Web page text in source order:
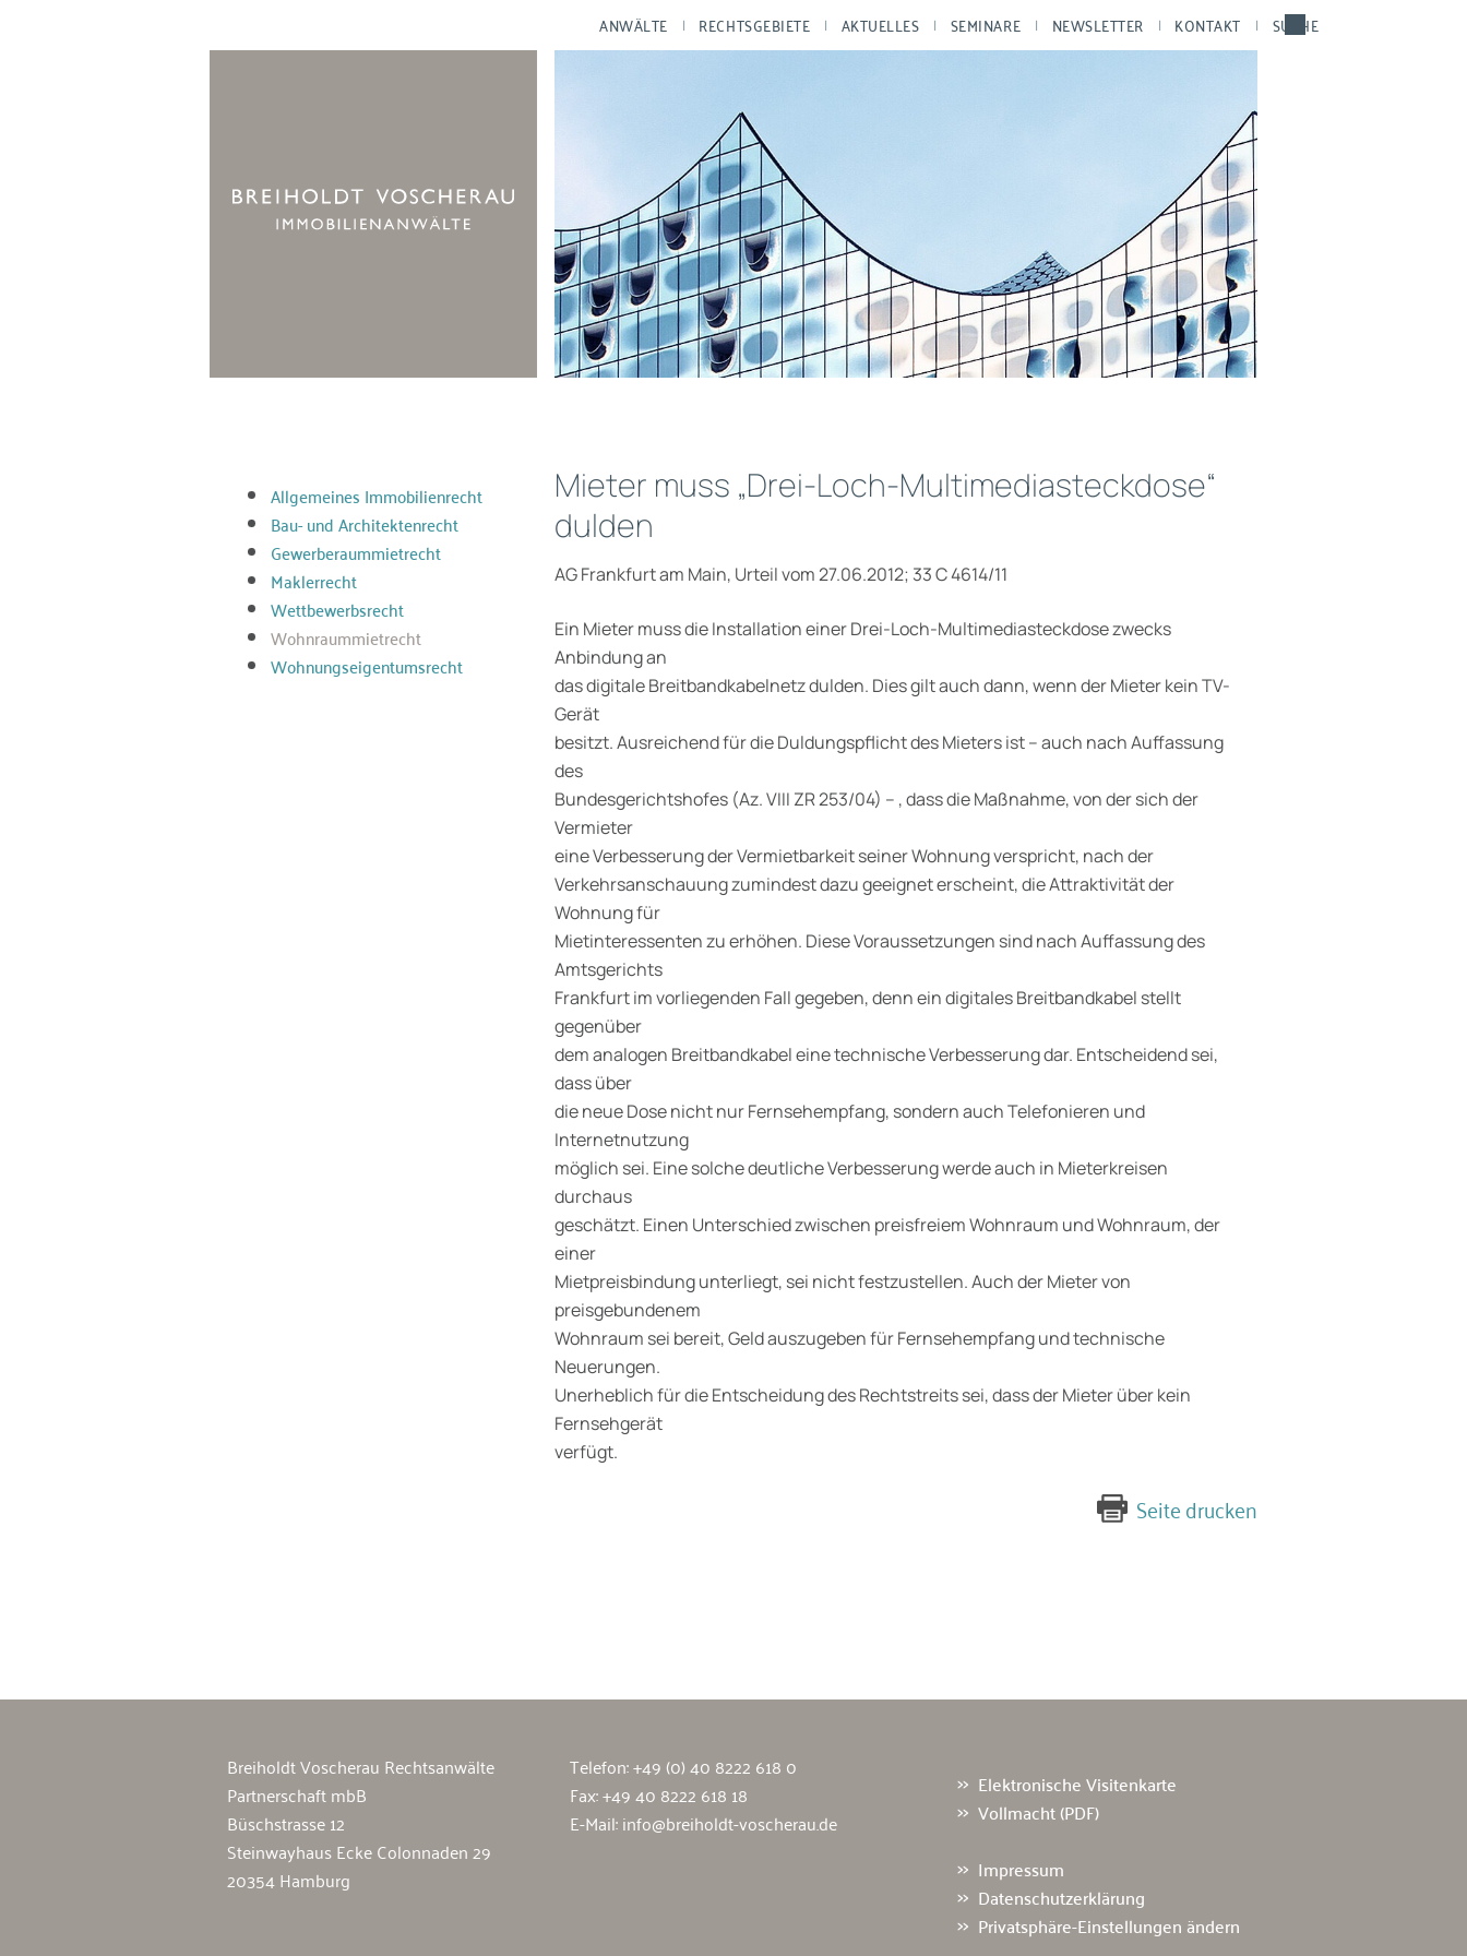
ANWÄLTE RECHTSGEBIETE AKTUELLES SEMINARE NEWSLETTER KONTAKT SUCHE
Allgemeines Immobilienrecht
Bau- und Architektenrecht
Gewerberaummietrecht
Maklerrecht
Wettbewerbsrecht
Wohnraummietrecht
Wohnungseigentumsrecht
Mieter muss „Drei-Loch-Multimediasteckdose“
dulden
AG Frankfurt am Main, Urteil vom 27.06.2012; 33 C 4614/11
Ein Mieter muss die Installation einer Drei-Loch-Multimediasteckdose zwecks
Anbindung an
das digitale Breitbandkabelnetz dulden. Dies gilt auch dann, wenn der Mieter kein TV-
Gerät
besitzt. Ausreichend für die Duldungspflicht des Mieters ist – auch nach Auffassung
des
Bundesgerichtshofes (Az. VIII ZR 253/04) – , dass die Maßnahme, von der sich der
Vermieter
eine Verbesserung der Vermietbarkeit seiner Wohnung verspricht, nach der
Verkehrsanschauung zumindest dazu geeignet erscheint, die Attraktivität der
Wohnung für
Mietinteressenten zu erhöhen. Diese Voraussetzungen sind nach Auffassung des
Amtsgerichts
Frankfurt im vorliegenden Fall gegeben, denn ein digitales Breitbandkabel stellt
gegenüber
dem analogen Breitbandkabel eine technische Verbesserung dar. Entscheidend sei,
dass über
die neue Dose nicht nur Fernsehempfang, sondern auch Telefonieren und
Internetnutzung
möglich sei. Eine solche deutliche Verbesserung werde auch in Mieterkreisen
durchaus
geschätzt. Einen Unterschied zwischen preisfreiem Wohnraum und Wohnraum, der
einer
Mietpreisbindung unterliegt, sei nicht festzustellen. Auch der Mieter von
preisgebundenem
Wohnraum sei bereit, Geld auszugeben für Fernsehempfang und technische
Neuerungen.
Unerheblich für die Entscheidung des Rechtstreits sei, dass der Mieter über kein
Fernsehgerät
verfügt.
Seite drucken
Breiholdt Voscherau Rechtsanwälte
Partnerschaft mbB
Büschstrasse 12
Steinwayhaus Ecke Colonnaden 29
20354 Hamburg
Telefon:+49 (0) 40 8222 618 0
Fax: +49 40 8222 618 18
E-Mail:info@breiholdt-voscherau.de
Elektronische Visitenkarte
Vollmacht (PDF)
Impressum
Datenschutzerklärung
Privatsphäre-Einstellungen ändern